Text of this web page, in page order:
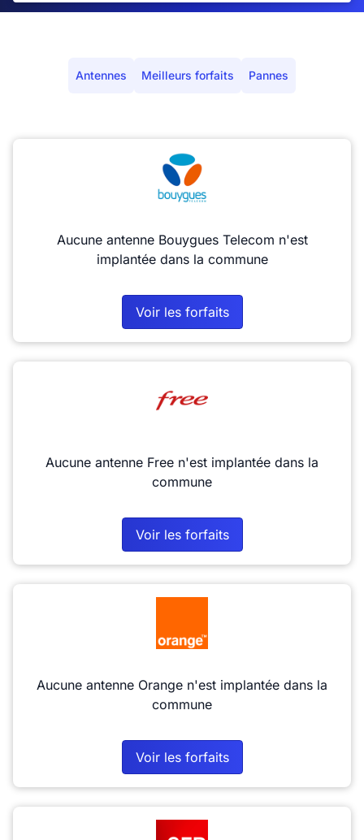
Antennes Meilleurs forfaits Pannes
Aucune antenne Bouygues Telecom n'est
implantée dans la commune
Voir les forfaits
Aucune antenne Free n'est implantée dans la
commune
Voir les forfaits
Aucune antenne Orange n'est implantée dans la
commune
Voir les forfaits